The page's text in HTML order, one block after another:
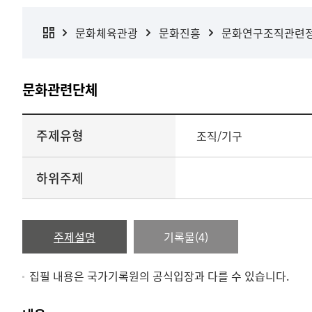
문화체육관광 문화진흥 문화연구조직관련
문화관련단체
주제유형 조직/기구
하위주제
주제설명 기록물(4)
집필 내용은 국가기록원의 공식입장과 다를 수 있습니다.